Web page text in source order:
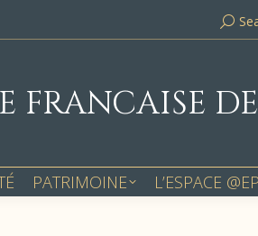
FRANCAISE
PATRIMOINE L’ESPACE